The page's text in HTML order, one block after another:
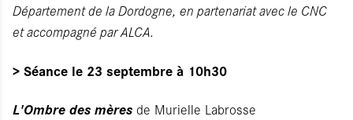
Département de la Dordogne, en partenariat avec le CNC
et accompagné par ALCA.
> Séance le 23 septembre à 10h30
L'Ombre des mères de Murielle Labrosse